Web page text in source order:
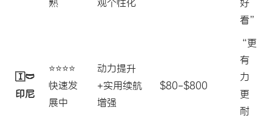
熟
观个性化
好
看”
🇮🩲
印尼
⭐⭐⭐⭐
快速发
展中
动力提升
+实用续航
增强
$80-$800
“更
有
力
更
耐